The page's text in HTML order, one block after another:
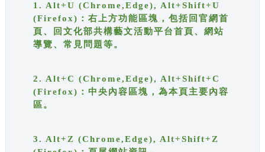
1. Alt+U (Chrome,Edge), Alt+Shift+U
(Firefox)：右上方功能區塊，包括回官網首
頁、回文化部共構藝文活動平台首頁、網站
導覽、常見問題等。
2. Alt+C (Chrome,Edge), Alt+Shift+C
(Firefox)：中央內容區塊，為本頁主要內容
區。
3. Alt+Z (Chrome,Edge), Alt+Shift+Z